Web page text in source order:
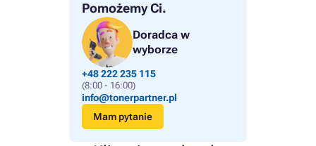
Pomożemy Ci.
Doradca w
wyborze
+48 222 235 115
(8:00 - 16:00)
info@tonerpartner.pl
Mam pytanie